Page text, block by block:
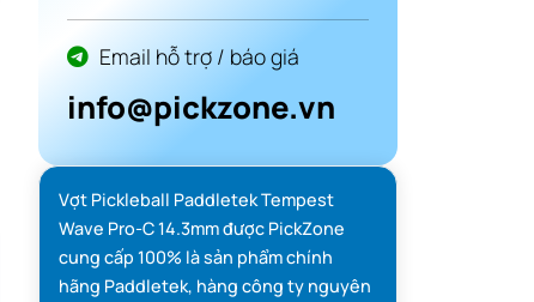
Email hỗ trợ / báo giá
info@pickzone.vn
Vợt Pickleball Paddletek Tempest
Wave Pro-C 14.3mm được PickZone
cung cấp 100% là sản phẩm chính
hãng Paddletek, hàng công ty nguyên